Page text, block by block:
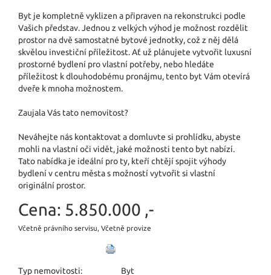
Byt je kompletně vyklizen a připraven na rekonstrukci podle
Vašich představ. Jednou z velkých výhod je možnost rozdělit
prostor na dvě samostatné bytové jednotky, což z něj dělá
skvělou investiční příležitost. Ať už plánujete vytvořit luxusní
prostorné bydlení pro vlastní potřeby, nebo hledáte
příležitost k dlouhodobému pronájmu, tento byt Vám otevírá
dveře k mnoha možnostem.
Zaujala Vás tato nemovitost?
Neváhejte nás kontaktovat a domluvte si prohlídku, abyste
mohli na vlastní oči vidět, jaké možnosti tento byt nabízí.
Tato nabídka je ideální pro ty, kteří chtějí spojit výhody
bydlení v centru města s možností vytvořit si vlastní
originální prostor.
Cena: 5.850.000 ,-
Včetně právního servisu, Včetně provize
Typ nemovitosti:
Byt